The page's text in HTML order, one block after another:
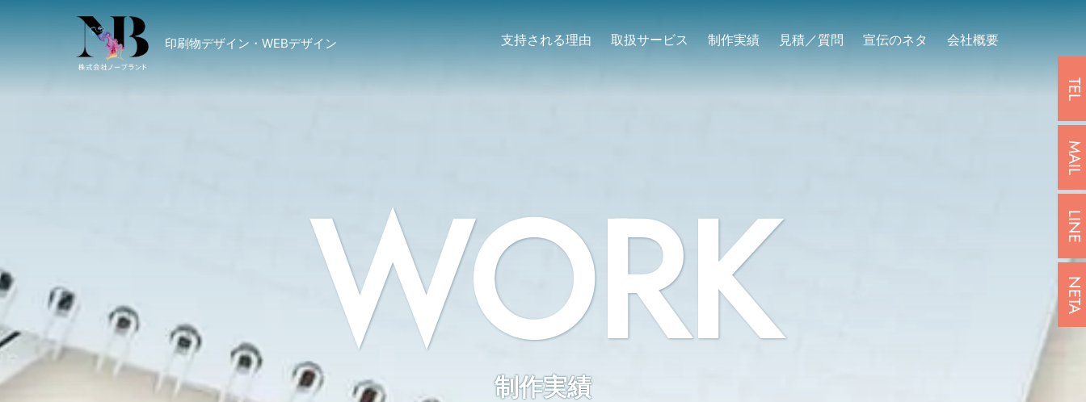
印刷物デザイン・WEBデザイン 支持される理由 取扱サービス 制作実績 見積／質問 宣伝のネタ 会社概要
WORK
制作実績
TEL
MAIL
LINE
NETA